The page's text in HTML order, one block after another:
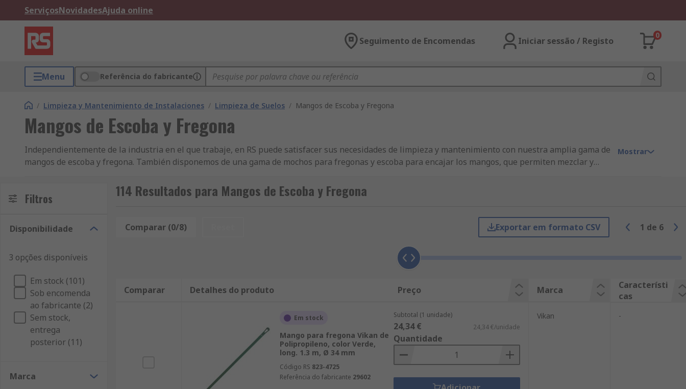
ServiçosNovidadesAjuda online
Seguimento de Encomendas Iniciar sessão / Registo
0
Menu Referência do fabricante
/ Limpieza y Mantenimiento de Instalaciones / Limpieza de Suelos / Mangos de Escoba y Fregona
Mangos de Escoba y Fregona
Independientemente de la industria en el que trabaje, en RS puede satisfacer sus necesidades de limpieza y mantenimiento con nuestra amplia gama de
mangos de escoba y fregona. También disponemos de una gama de mochos para fregonas y escoba para encajar los mangos, que permiten mezclar y
versatilidad independientemente del entorno. Tanto si se trata de un mango estándar como de un diseño más ergonómico con mayor sujeción, podemos
proporcionar una selección de materiales, longitudes, anchos y colores. Para facilitar el almacenamiento también ofrecemos una gama de soportes de
Mostrar
Filtros
Disponibilidade
3 opções disponíveis
Em stock (101)
Sob encomenda
ao fabricante (2)
Sem stock,
entrega
posterior (11)
Marca
114 Resultados para Mangos de Escoba y Fregona
Comparar (0/8) Exportar em formato CSV 1 de 6
Comparar Detalhes do produto Preço Marca
Característi
cas
Em stock
Mango para fregona Vikan de
Polipropileno, color Verde,
long. 1.3 m, Ø 34 mm
Código RS 823-4725
Referência do fabricante 29602
Subtotal (1 unidade)
24,34 € 24,34 €/unidade
Quantidade
Vikan -